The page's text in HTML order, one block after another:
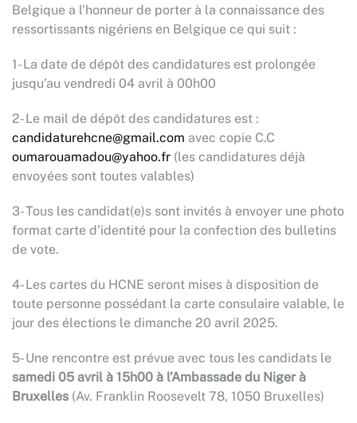
Belgique a l’honneur de porter à la connaissance des
ressortissants nigériens en Belgique ce qui suit :
1- La date de dépôt des candidatures est prolongée
jusqu’au vendredi 04 avril à 00h00
2- Le mail de dépôt des candidatures est :
candidaturehcne@gmail.com avec copie C.C
oumarouamadou@yahoo.fr (les candidatures déjà
envoyées sont toutes valables)
3- Tous les candidat(e)s sont invités à envoyer une photo
format carte d’identité pour la confection des bulletins
de vote.
4- Les cartes du HCNE seront mises à disposition de
toute personne possédant la carte consulaire valable, le
jour des élections le dimanche 20 avril 2025.
5- Une rencontre est prévue avec tous les candidats le
samedi 05 avril à 15h00 à l’Ambassade du Niger à
Bruxelles (Av. Franklin Roosevelt 78, 1050 Bruxelles)